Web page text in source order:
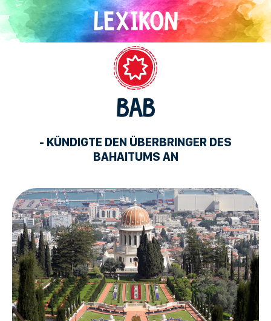
Direkt
zum
Inhalt
BAB
- KÜNDIGTE DEN ÜBERBRINGER DES
BAHAITUMS AN